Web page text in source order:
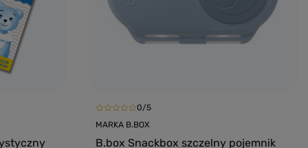
0/5
MARKA B.BOX
B.box Snackbox szczelny pojemnik